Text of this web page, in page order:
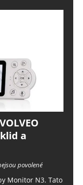
a
povolené
Monitor N3. Tato